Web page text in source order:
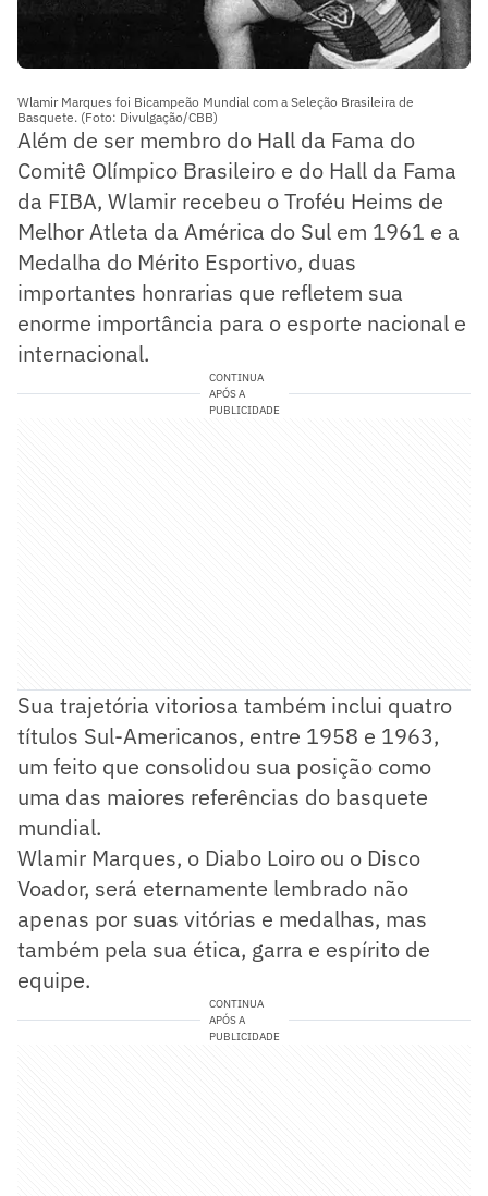
Wlamir Marques foi Bicampeão Mundial com a Seleção Brasileira de
Basquete. (Foto: Divulgação/CBB)
Além de ser membro do Hall da Fama do
Comitê Olímpico Brasileiro e do Hall da Fama
da FIBA, Wlamir recebeu o Troféu Heims de
Melhor Atleta da América do Sul em 1961 e a
Medalha do Mérito Esportivo, duas
importantes honrarias que refletem sua
enorme importância para o esporte nacional e
internacional.
CONTINUA
APÓS A
PUBLICIDADE
Sua trajetória vitoriosa também inclui quatro
títulos Sul-Americanos, entre 1958 e 1963,
um feito que consolidou sua posição como
uma das maiores referências do basquete
mundial.
Wlamir Marques, o Diabo Loiro ou o Disco
Voador, será eternamente lembrado não
apenas por suas vitórias e medalhas, mas
também pela sua ética, garra e espírito de
equipe.
CONTINUA
APÓS A
PUBLICIDADE